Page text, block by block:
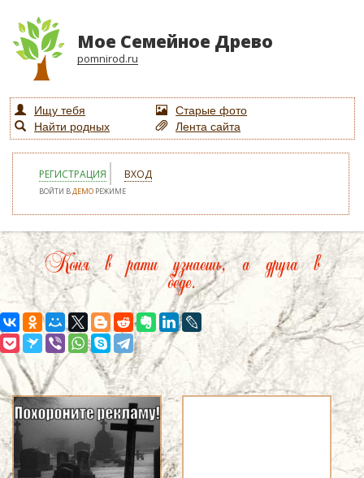
Мое Семейное Древо
pomnirod.ru
Ищу тебя
Старые фото
Найти родных
Лента сайта
РЕГИСТРАЦИЯ ВХОД
ВОЙТИ ВДЕМО РЕЖИМЕ
Коня в рати узнаешь, а друга в
беде.